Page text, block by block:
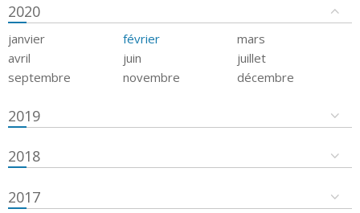
2020
janvier février
mars
avril
juin
juillet
septembre
novembre décembre
2019
2018
2017